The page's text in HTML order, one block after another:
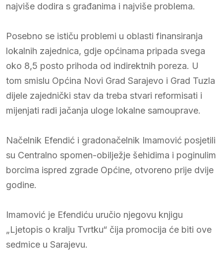
najviše dodira s građanima i najviše problema.
Posebno se ističu problemi u oblasti finansiranja
lokalnih zajednica, gdje općinama pripada svega
oko 8,5 posto prihoda od indirektnih poreza. U
tom smislu Općina Novi Grad Sarajevo i Grad Tuzla
dijele zajednički stav da treba stvari reformisati i
mijenjati radi jačanja uloge lokalne samouprave.
Načelnik Efendić i gradonačelnik Imamović posjetili
su Centralno spomen-obilježje šehidima i poginulim
borcima ispred zgrade Općine, otvoreno prije dvije
godine.
Imamović je Efendiću uručio njegovu knjigu
„Ljetopis o kralju Tvrtku“ čija promocija će biti ove
sedmice u Sarajevu.